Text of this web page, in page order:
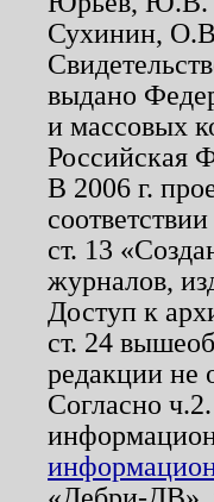
Сухинин,
выдано
и массовых
Российская
В 2006 г.
соответствии
ст. 13
журналов,
Доступ к
ст. 24
редакции не
Согласно